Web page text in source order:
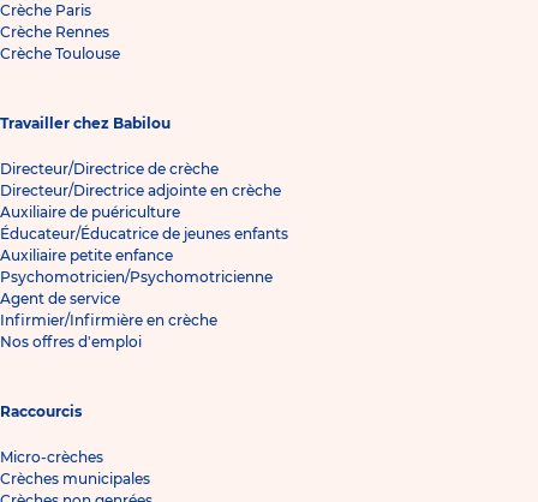
Crèche Paris
Crèche Rennes
Crèche Toulouse
Travailler chez Babilou
Directeur/Directrice de crèche
Directeur/Directrice adjointe en crèche
Auxiliaire de puériculture
Éducateur/Éducatrice de jeunes enfants
Auxiliaire petite enfance
Psychomotricien/Psychomotricienne
Agent de service
Infirmier/Infirmière en crèche
Nos offres d'emploi
Raccourcis
Micro-crèches
Crèches municipales